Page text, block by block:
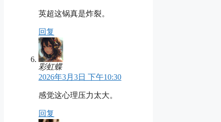
英超这锅真是炸裂。
回复
彩虹蝶
2026年3月3日 下午10:30
感觉这心理压力太大。
回复